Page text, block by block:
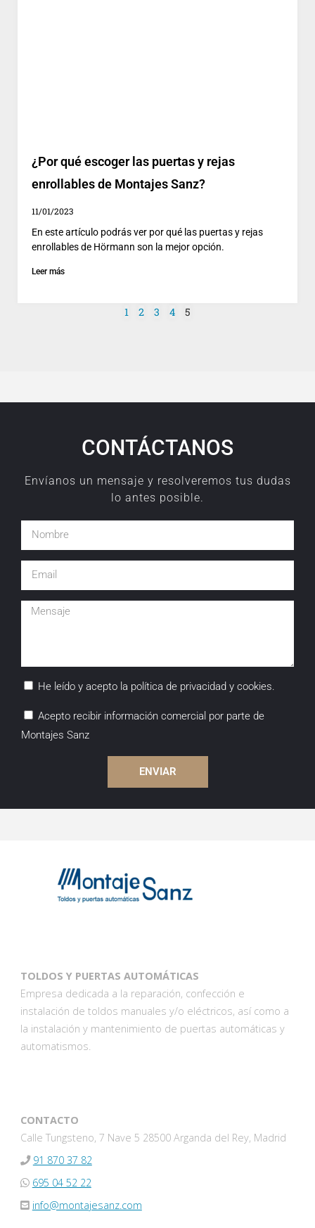
¿Por qué escoger las puertas y rejas
enrollables de Montajes Sanz?
11/01/2023
En este artículo podrás ver por qué las puertas y rejas
enrollables de Hörmann son la mejor opción.
Leer más
1 2 3 4 5
CONTÁCTANOS
Envíanos un mensaje y resolveremos tus dudas
lo antes posible.
He leído y acepto la política de privacidad y cookies.
Acepto recibir información comercial por parte de
Montajes Sanz
ENVIAR
TOLDOS Y PUERTAS AUTOMÁTICAS
Empresa dedicada a la reparación, confección e
instalación de toldos manuales y/o eléctricos, así como a
la instalación y mantenimiento de puertas automáticas y
automatismos.
CONTACTO
Calle Tungsteno, 7 Nave 5 28500 Arganda del Rey, Madrid
91 870 37 82
695 04 52 22
info@montajesanz.com